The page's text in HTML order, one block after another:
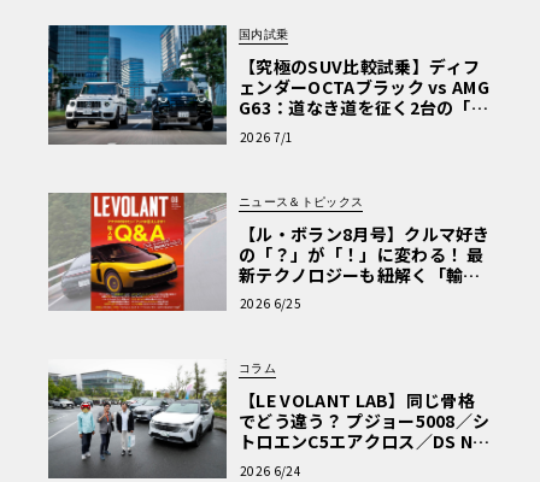
国内試乗
【究極のSUV比較試乗】ディフ
ェンダーOCTAブラック vs AMG
G63：道なき道を征く2台の「対
極的アプローチ」
2026 7/1
ニュース＆トピックス
【ル・ボラン8月号】クルマ好き
の「？」が「！」に変わる！ 最
新テクノロジーも紐解く「輸入
車Q&A」
2026 6/25
コラム
【LE VOLANT LAB】同じ骨格
でどう違う？ プジョー5008／シ
トロエンC5エアクロス／DS Nº4
読者一気乗りレポート
2026 6/24